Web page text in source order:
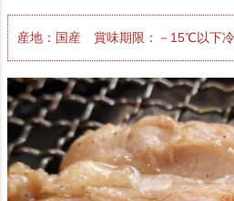
産地：国産 賞味期限：－15℃以下